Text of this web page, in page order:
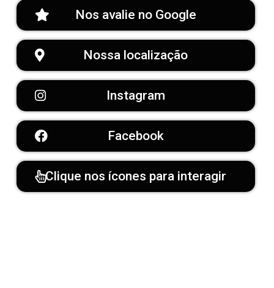
Nos avalie no Google
Nossa localização
Instagram
Facebook
Clique nos ícones para interagir